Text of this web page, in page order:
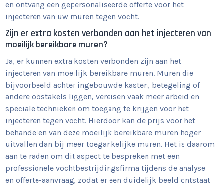
en ontvang een gepersonaliseerde offerte voor het
injecteren van uw muren tegen vocht.
Zijn er extra kosten verbonden aan het injecteren van
moeilijk bereikbare muren?
Ja, er kunnen extra kosten verbonden zijn aan het
injecteren van moeilijk bereikbare muren. Muren die
bijvoorbeeld achter ingebouwde kasten, betegeling of
andere obstakels liggen, vereisen vaak meer arbeid en
speciale technieken om toegang te krijgen voor het
injecteren tegen vocht. Hierdoor kan de prijs voor het
behandelen van deze moeilijk bereikbare muren hoger
uitvallen dan bij meer toegankelijke muren. Het is daarom
aan te raden om dit aspect te bespreken met een
professionele vochtbestrijdingsfirma tijdens de analyse
en offerte-aanvraag, zodat er een duidelijk beeld ontstaat